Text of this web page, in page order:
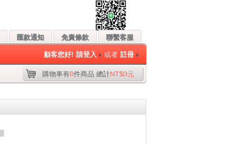
匯款通知 免責條款 聯繫客服
顧客您好! 請登入 或者 註冊
購物車有0件商品 總計NT$0元